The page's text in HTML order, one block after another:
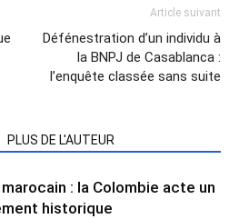
Article suivant
Défénestration d’un individu à
la BNPJ de Casablanca :
l’enquête classée sans suite
PLUS DE L'AUTEUR
marocain : la Colombie acte un
historique